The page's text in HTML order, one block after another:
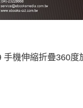
手機伸縮折疊360度